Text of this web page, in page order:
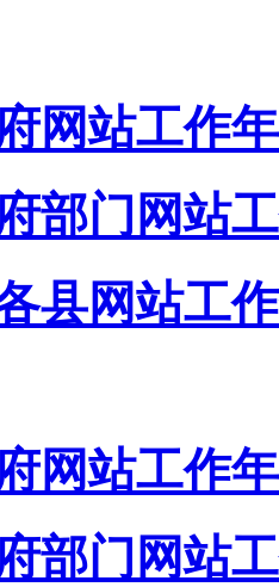
网站工作
部门网站
县网站工
网站工作
部门网站